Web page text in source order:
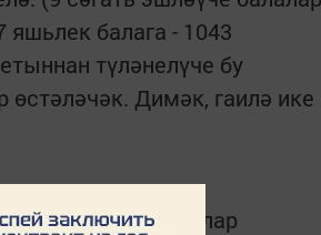
яшьлек балага - 1043
түләнелүче бу
Димәк, гаилә ике
эшләүче балалар